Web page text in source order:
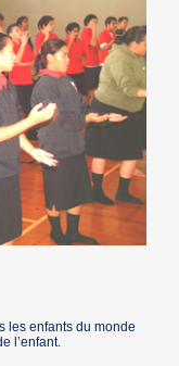
les enfants du monde
l’enfant.